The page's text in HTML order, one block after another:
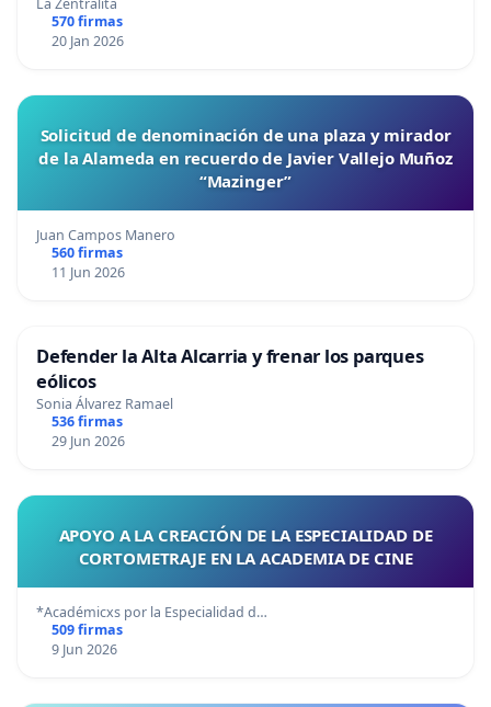
570 firmas
20 Jan 2026
Solicitud de denominación de una plaza y mirador
de la Alameda en recuerdo de Javier Vallejo Muñoz
“Mazinger”
Juan Campos Manero
560 firmas
11 Jun 2026
Defender la Alta Alcarria y frenar los parques
eólicos
Sonia Álvarez Ramael
536 firmas
29 Jun 2026
APOYO A LA CREACIÓN DE LA ESPECIALIDAD DE
CORTOMETRAJE EN LA ACADEMIA DE CINE
*Académicxs por la Especialidad d…
509 firmas
9 Jun 2026